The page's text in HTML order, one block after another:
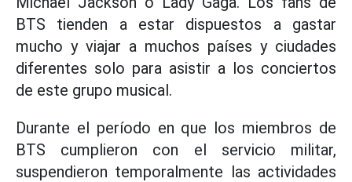
BTS tienden a estar dispuestos a gastar
mucho y viajar a muchos países y ciudades
diferentes solo para asistir a los conciertos
de este grupo musical.
Durante el período en que los miembros de
BTS cumplieron con el servicio militar,
suspendieron temporalmente las actividades